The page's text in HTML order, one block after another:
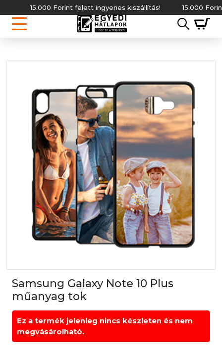
15.000 Forint felett ingyenes kiszállítás! 15.000 Forint
Samsung Galaxy Note 10 Plus
műanyag tok
Ez a termék jelenleg nincs készleten és nem
megvásárolható.